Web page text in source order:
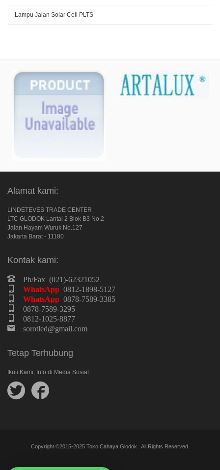
Lampu Jalan Solar Cell PLTS
Alamat kami:
LINDETEVES TRADE CENTER
LTC GLODOK Lantai 2 Blok B3 No.2
Jalan Hayam Wuruk No.127
Jakarta Barat - 11180
Kontak kami:
Ph/Fax (021)-62321052
WhatsApp 0812-1898-5127
WhatsApp 0878-7589-3385
0878-7589-3295
0812-1025-8877
sorotled@gmail.com
Tetap Terhubung
Ikuti Kami, Info di Media Sosial.
Follow
us
us
Copyright ©2015-2025 Toko Cahaya Glodok . All Rights Reserved.